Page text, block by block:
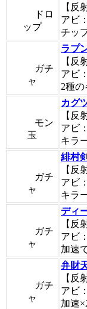
ドロ
ップ
【反
アビ
チッ
ガチ
ャ
ラプ
【反
アビ
2種の
モン
玉
カグ
【反
アビ
キラ
ガチ
ャ
緋村
【反
アビ
キラ
ガチ
ャ
ディ
【反
アビ
加速
ガチ
ャ
弁財
【反
アビ
加速